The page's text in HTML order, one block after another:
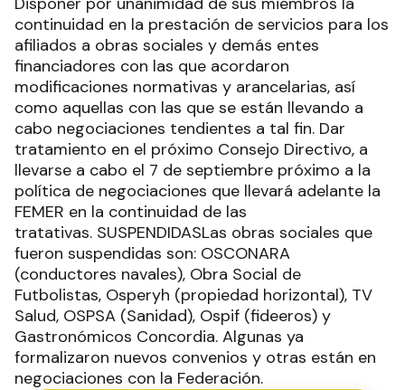
continuidad en la prestación de servicios para los
afiliados a obras sociales y demás entes
financiadores con las que acordaron
modificaciones normativas y arancelarias, así
como aquellas con las que se están llevando a
cabo negociaciones tendientes a tal fin. Dar
tratamiento en el próximo Consejo Directivo, a
llevarse a cabo el 7 de septiembre próximo a la
política de negociaciones que llevará adelante la
FEMER en la continuidad de las
tratativas. SUSPENDIDASLas obras sociales que
fueron suspendidas son: OSCONARA
(conductores navales), Obra Social de
Futbolistas, Osperyh (propiedad horizontal), TV
Salud, OSPSA (Sanidad), Ospif (fideeros) y
Gastronómicos Concordia. Algunas ya
formalizaron nuevos convenios y otras están en
negociaciones con la Federación.